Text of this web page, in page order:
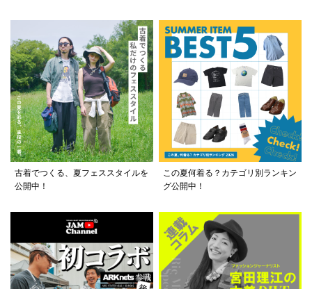
古着でつくる、夏フェススタイルを
公開中！
この夏何着る？カテゴリ別ランキン
グ公開中！